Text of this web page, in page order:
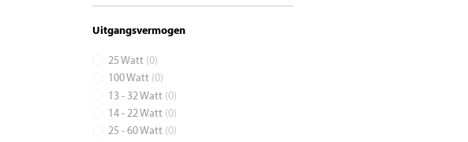
Uitgangsvermogen
25 Watt (0)
100 Watt (0)
13 - 32 Watt (0)
14 - 22 Watt (0)
25 - 60 Watt (0)